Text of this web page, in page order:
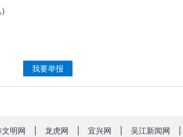
我要举报
明网 龙虎网 宜兴网 吴江新闻网